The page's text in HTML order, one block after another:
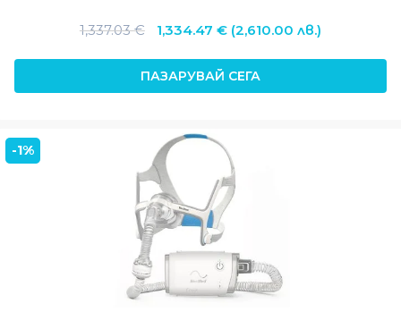
1,337.03€
Original
was:
1,337.03 €.
1,334.47€Текущата
е:
1,334.47 €.
(2,610.00 лв.)
ПАЗАРУВАЙ СЕГА
-1%